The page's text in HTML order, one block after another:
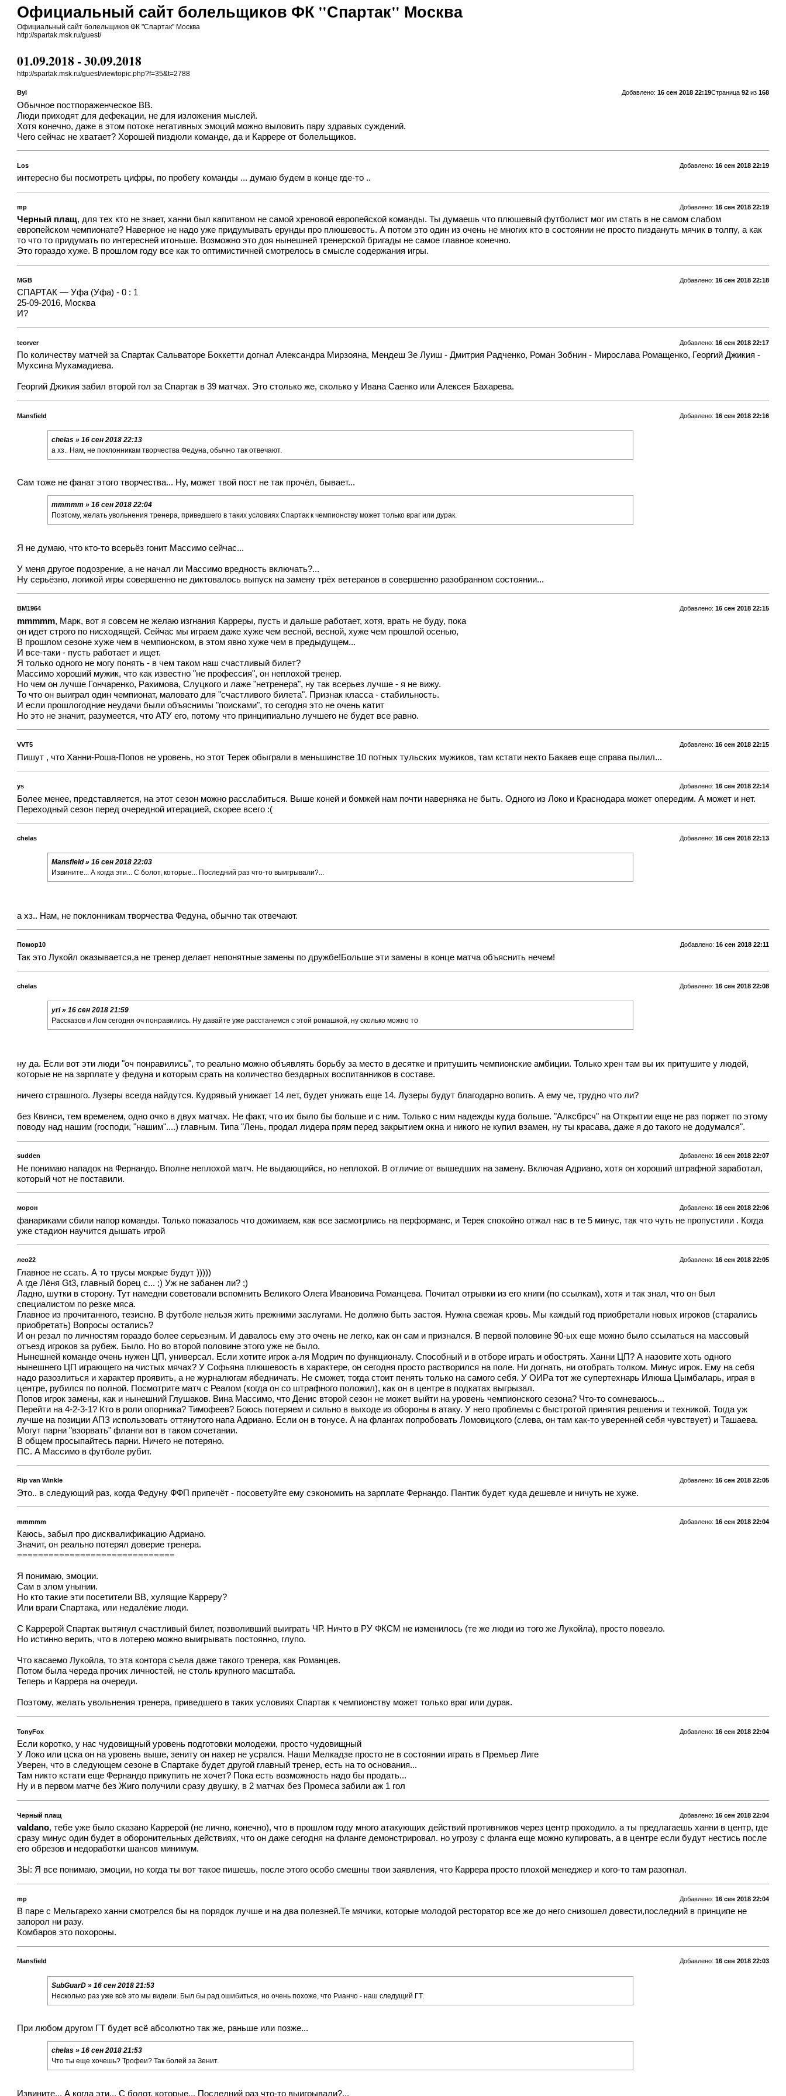
Официальный сайт болельщиков ФК "Спартак" Москва
Официальный сайт болельщиков ФК "Спартак" Москва
http://spartak.msk.ru/guest/
01.09.2018 - 30.09.2018
http://spartak.msk.ru/guest/viewtopic.php?f=35&t=2788
Страница 92из 168
Добавлено: 16 сен 2018 22:19
Byl
Обычное постпораженческое ВВ.
Люди приходят для дефекации, не для изложения мыслей.
Хотя конечно, даже в этом потоке негативных эмоций можно выловить пару здравых суждений.
Чего сейчас не хватает? Хорошей пиздюли команде, да и Каррере от болельщиков.
Добавлено: 16 сен 2018 22:19
Los
интересно бы посмотреть цифры, по пробегу команды ... думаю будем в конце где-то ..
Добавлено: 16 сен 2018 22:19
mp
Черный плащ, для тех кто не знает, ханни был капитаном не самой хреновой европейской команды. Ты думаешь что плюшевый футболист мог им стать в не самом слабом
европейском чемпионате? Наверное не надо уже придумывать ерунды про плюшевость. А потом это один из очень не многих кто в состоянии не просто пиздануть мячик в толпу, а как
то что то придумать по интересней итоньше. Возможно это доя нынешней тренерской бригады не самое главное конечно.
Это гораздо хуже. В прошлом году все как то оптимистичней смотрелось в смысле содержания игры.
Добавлено: 16 сен 2018 22:18
MGB
СПАРТАК — Уфа (Уфа) - 0 : 1
25-09-2016, Москва
И?
Добавлено: 16 сен 2018 22:17
teorver
По количеству матчей за Спартак Сальваторе Боккетти догнал Александра Мирзояна, Мендеш Зе Луиш - Дмитрия Радченко, Роман Зобнин - Мирослава Ромащенко, Георгий Джикия -
Мухсина Мухамадиева.
Георгий Джикия забил второй гол за Спартак в 39 матчах. Это столько же, сколько у Ивана Саенко или Алексея Бахарева.
Добавлено: 16 сен 2018 22:16
Mansfield
chelas » 16 сен 2018 22:13
а хз.. Нам, не поклонникам творчества Федуна, обычно так отвечают.
Сам тоже не фанат этого творчества... Ну, может твой пост не так прочёл, бывает...
mmmmm » 16 сен 2018 22:04
Поэтому, желать увольнения тренера, приведшего в таких условиях Спартак к чемпионству может только враг или дурак.
Я не думаю, что кто-то всерьёз гонит Массимо сейчас...
У меня другое подозрение, а не начал ли Массимо вредность включать?...
Ну серьёзно, логикой игры совершенно не диктовалось выпуск на замену трёх ветеранов в совершенно разобранном состоянии...
Добавлено: 16 сен 2018 22:15
BM1964
mmmmm, Марк, вот я совсем не желаю изгнания Карреры, пусть и дальше работает, хотя, врать не буду, пока
он идет строго по нисходящей. Сейчас мы играем даже хуже чем весной, весной, хуже чем прошлой осенью,
В прошлом сезоне хуже чем в чемпионском, в этом явно хуже чем в предыдущем...
И все-таки - пусть работает и ищет.
Я только одного не могу понять - в чем таком наш счастливый билет?
Массимо хороший мужик, что как известно "не профессия", он неплохой тренер.
Но чем он лучше Гончаренко, Рахимова, Слуцкого и лаже "нетренера", ну так всерьез лучше - я не вижу.
То что он выиграл один чемпионат, маловато для "счастливого билета". Признак класса - стабильность.
И если прошлогодние неудачи были объяснимы "поисками", то сегодня это не очень катит
Но это не значит, разумеется, что АТУ его, потому что принципиально лучшего не будет все равно.
Добавлено: 16 сен 2018 22:15
VVT5
Пишут , что Ханни-Роша-Попов не уровень, но этот Терек обыграли в меньшинстве 10 потных тульских мужиков, там кстати некто Бакаев еще справа пылил...
Добавлено: 16 сен 2018 22:14
ys
Более менее, представляется, на этот сезон можно расслабиться. Выше коней и бомжей нам почти наверняка не быть. Одного из Локо и Краснодара может опередим. А может и нет.
Переходный сезон перед очередной итерацией, скорее всего :(
Добавлено: 16 сен 2018 22:13
chelas
Mansfield » 16 сен 2018 22:03
Извините... А когда эти... С болот, которые... Последний раз что-то выигрывали?...
а хз.. Нам, не поклонникам творчества Федуна, обычно так отвечают.
Добавлено: 16 сен 2018 22:11
Помор10
Так это Лукойл оказывается,а не тренер делает непонятные замены по дружбе!Больше эти замены в конце матча объяснить нечем!
Добавлено: 16 сен 2018 22:08
chelas
yri » 16 сен 2018 21:59
Рассказов и Лом сегодня оч понравились. Ну давайте уже расстанемся с этой ромашкой, ну сколько можно то
ну да. Если вот эти люди "оч понравились", то реально можно объявлять борьбу за место в десятке и притушить чемпионские амбиции. Только хрен там вы их притушите у людей,
которые не на зарплате у федуна и которым срать на количество бездарных воспитанников в составе.
ничего страшного. Лузеры всегда найдутся. Кудрявый унижает 14 лет, будет унижать еще 14. Лузеры будут благодарно вопить. А ему че, трудно что ли?
без Квинси, тем временем, одно очко в двух матчах. Не факт, что их было бы больше и с ним. Только с ним надежды куда больше. "Алксбрсч" на Открытии еще не раз поржет по этому
поводу над нашим (господи, "нашим"....) главным. Типа "Лень, продал лидера прям перед закрытием окна и никого не купил взамен, ну ты красава, даже я до такого не додумался".
Добавлено: 16 сен 2018 22:07
sudden
Не понимаю нападок на Фернандо. Вполне неплохой матч. Не выдающийся, но неплохой. В отличие от вышедших на замену. Включая Адриано, хотя он хороший штрафной заработал,
который чот не поставили.
Добавлено: 16 сен 2018 22:06
морон
фанариками сбили напор команды. Только показалось что дожимаем, как все засмотрлись на перформанс, и Терек спокойно отжал нас в те 5 минус, так что чуть не пропустили . Когда
уже стадион научится дышать игрой
Добавлено: 16 сен 2018 22:05
лео22
Главное не ссать. А то трусы мокрые будут )))))
А где Лёня Gt3, главный борец с... ;) Уж не забанен ли? ;)
Ладно, шутки в сторону. Тут намедни советовали вспомнить Великого Олега Ивановича Романцева. Почитал отрывки из его книги (по ссылкам), хотя и так знал, что он был
специалистом по резке мяса.
Главное из прочитанного, тезисно. В футболе нельзя жить прежними заслугами. Не должно быть застоя. Нужна свежая кровь. Мы каждый год приобретали новых игроков (старались
приобретать) Вопросы остались?
И он резал по личностям гораздо более серьезным. И давалось ему это очень не легко, как он сам и признался. В первой половине 90-ых еще можно было ссылаться на массовый
отъезд игроков за рубеж. Было. Но во второй половине этого уже не было.
Нынешней команде очень нужен ЦП, универсал. Если хотите игрок а-ля Модрич по функционалу. Способный и в отборе играть и обострять. Ханни ЦП? А назовите хоть одного
нынешнего ЦП играющего на чистых мячах? У Софьяна плюшевость в характере, он сегодня просто растворился на поле. Ни догнать, ни отобрать толком. Минус игрок. Ему на себя
надо разозлиться и характер проявить, а не журналюгам ябедничать. Не сможет, тогда стоит пенять только на самого себя. У ОИРа тот же супертехнарь Илюша Цымбаларь, играя в
центре, рубился по полной. Посмотрите матч с Реалом (когда он со штрафного положил), как он в центре в подкатах выгрызал.
Попов игрок замены, как и нынешний Глушаков. Вина Массимо, что Денис второй сезон не может выйти на уровень чемпионского сезона? Что-то сомневаюсь...
Перейти на 4-2-3-1? Кто в роли опорника? Тимофеев? Боюсь потеряем и сильно в выходе из обороны в атаку. У него проблемы с быстротой принятия решения и техникой. Тогда уж
лучше на позиции АПЗ использовать оттянутого напа Адриано. Если он в тонусе. А на флангах попробовать Ломовицкого (слева, он там как-то уверенней себя чувствует) и Ташаева.
Могут парни "взорвать" фланги вот в таком сочетании.
В общем просыпайтесь парни. Ничего не потеряно.
ПС. А Массимо в футболе рубит.
Добавлено: 16 сен 2018 22:05
Rip van Winkle
Это.. в следующий раз, когда Федуну ФФП припечёт - посоветуйте ему сэкономить на зарплате Фернандо. Пантик будет куда дешевле и ничуть не хуже.
Добавлено: 16 сен 2018 22:04
mmmmm
Каюсь, забыл про дисквалификацию Адриано.
Значит, он реально потерял доверие тренера.
==============================
Я понимаю, эмоции.
Сам в злом унынии.
Но кто такие эти посетители ВВ, хулящие Карреру?
Или враги Спартака, или недалёкие люди.
С Каррерой Спартак вытянул счастливый билет, позволивший выиграть ЧР. Ничто в РУ ФКСМ не изменилось (те же люди из того же Лукойла), просто повезло.
Но истинно верить, что в лотерею можно выигрывать постоянно, глупо.
Что касаемо Лукойла, то эта контора съела даже такого тренера, как Романцев.
Потом была череда прочих личностей, не столь крупного масштаба.
Теперь и Каррера на очереди.
Поэтому, желать увольнения тренера, приведшего в таких условиях Спартак к чемпионству может только враг или дурак.
Добавлено: 16 сен 2018 22:04
TonyFox
Если коротко, у нас чудовищный уровень подготовки молодежи, просто чудовищный
У Локо или цска он на уровень выше, зениту он нахер не усрался. Наши Мелкадзе просто не в состоянии играть в Премьер Лиге
Уверен, что в следующем сезоне в Спартаке будет другой главный тренер, есть на то основания...
Там никто кстати еще Фернандо прикупить не хочет? Пока есть возможность надо бы продать...
Ну и в первом матче без Жиго получили сразу двушку, в 2 матчах без Промеса забили аж 1 гол
Добавлено: 16 сен 2018 22:04
Черный плащ
valdano, тебе уже было сказано Каррерой (не лично, конечно), что в прошлом году много атакующих действий противников через центр проходило. а ты предлагаешь ханни в центр, где
сразу минус один будет в оборонительных действиях, что он даже сегодня на фланге демонстрировал. но угрозу с фланга еще можно купировать, а в центре если будут нестись после
его обрезов и недоработки шансов минимум.
ЗЫ: Я все понимаю, эмоции, но когда ты вот такое пишешь, после этого особо смешны твои заявления, что Каррера просто плохой менеджер и кого-то там разогнал.
Добавлено: 16 сен 2018 22:04
mp
В паре с Мельгарехо ханни смотрелся бы на порядок лучше и на два полезней.Те мячики, которые молодой ресторатор все же до него снизошел довести,последний в принципе не
запорол ни разу.
Комбаров это похороны.
Добавлено: 16 сен 2018 22:03
Mansfield
SubGuarD » 16 сен 2018 21:53
Несколько раз уже всё это мы видели. Был бы рад ошибиться, но очень похоже, что Рианчо - наш следущий ГТ.
При любом другом ГТ будет всё абсолютно так же, раньше или позже...
chelas » 16 сен 2018 21:53
Что ты еще хочешь? Трофеи? Так болей за Зенит.
Извините... А когда эти... С болот, которые... Последний раз что-то выигрывали?...